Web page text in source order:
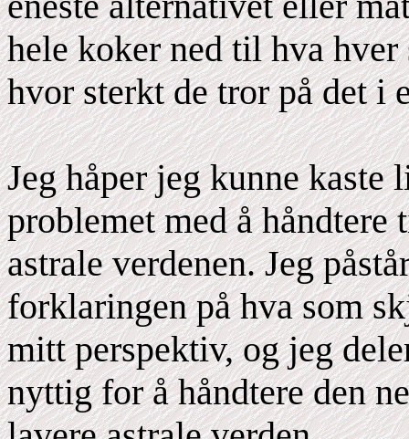
hele koker ned til hva
hvor sterkt de tror på det i
Jeg håper jeg kunne kaste
problemet med å håndtere
astrale verdenen. Jeg
forklaringen på hva som
mitt perspektiv, og jeg
nyttig for å håndtere den